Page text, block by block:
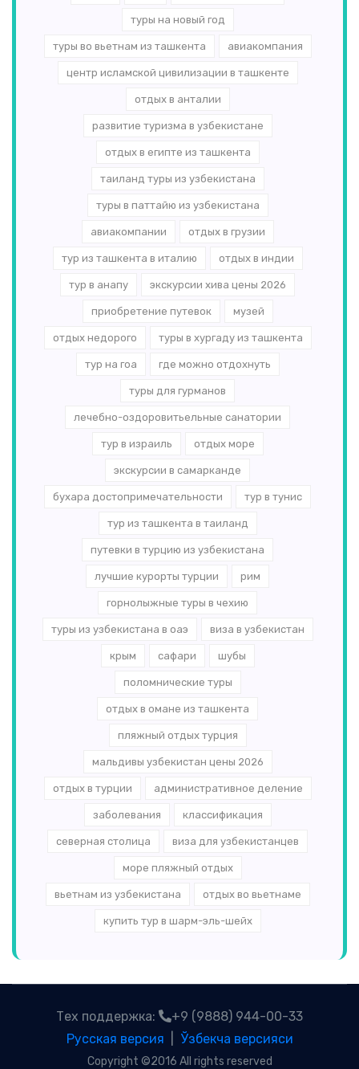
туры на новый год
туры во вьетнам из ташкента авиакомпания
центр исламской цивилизации в ташкенте
отдых в анталии
развитие туризма в узбекистане
отдых в египте из ташкента
таиланд туры из узбекистана
туры в паттайю из узбекистана
авиакомпании отдых в грузии
тур из ташкента в италию отдых в индии
тур в анапу экскурсии хива цены 2026
приобретение путевок музей
отдых недорого туры в хургаду из ташкента
тур на гоа где можно отдохнуть
туры для гурманов
лечебно-оздоровитьельные санатории
тур в израиль отдых море
экскурсии в самарканде
бухара достопримечательности тур в тунис
тур из ташкента в таиланд
путевки в турцию из узбекистана
лучшие курорты турции рим
горнолыжные туры в чехию
туры из узбекистана в оаэ виза в узбекистан
крым сафари шубы
поломнические туры
отдых в омане из ташкента
пляжный отдых турция
мальдивы узбекистан цены 2026
отдых в турции административное деление
заболевания классификация
северная столица виза для узбекистанцев
море пляжный отдых
вьетнам из узбекистана отдых во вьетнаме
купить тур в шарм-эль-шейх
Тех поддержка:
+9 (9888) 944-00-33
Русская версия
Ўзбекча версияси
Copyright ©2016 All rights reserved